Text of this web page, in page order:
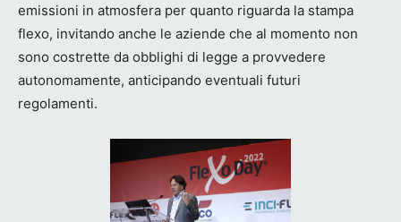
emissioni in atmosfera per quanto riguarda la stampa
flexo, invitando anche le aziende che al momento non
sono costrette da obblighi di legge a provvedere
autonomamente, anticipando eventuali futuri
regolamenti.